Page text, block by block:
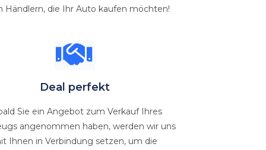
die Ihr Auto kaufen möchten!
Deal perfekt
Sie ein Angebot zum Verkauf Ihres
angenommen haben, werden wir uns
Ihnen in Verbindung setzen, um die